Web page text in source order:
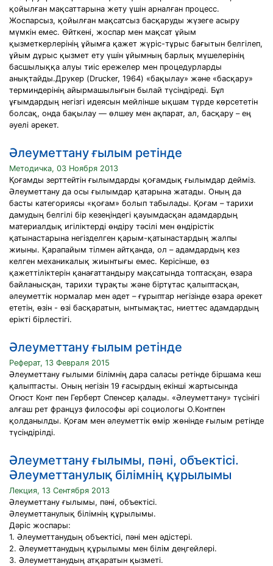
қойылған мақсаттарына жету үшін арналған процесс.
Жоспарсыз, қойылған мақсатсыз басқаруды жүзеге асыру
мүмкін емес. Өйткені, жоспар мен мақсат ұйым
қызметкерлерінің ұйымға қажет жүріс-тұрыс бағытын белгілеп,
ұйым дұрыс қызмет ету үшін ұйымның барлық мүшелерінің
басшылыққа алуы тиіс ережелер мен процедурларды
анықтайды.Друкер (Drucker, 1964) «бақылау» және «басқару»
терминдерінің айырмашылығын былай түсіндіреді. Бұл
ұғымдардың негізгі идеясын мейлінше ықшам түрде көрсететін
болсақ, онда бақылау — өлшеу мен ақпарат, ал, басқару – ең
әуелі әрекет.
Әлеуметтану ғылым ретінде
Методичка, 03 Ноября 2013
Қоғамды зерттейтін ғылымдарды қоғамдық ғылымдар дейміз.
Әлеуметтану да осы ғылымдар қатарына жатады. Оның да
басты категориясы «қоғам» болып табылады. Қоғам – тарихи
дамудың белгілі бір кезеңіндегі қауымдасқан адамдардың
материалдық игіліктерді өндіру тәсілі мен өндірістік
қатынастарына негізделген қарым-қатынастардың жалпы
жиыны. Қарапайым тілмен айтқанда, ол – адамдардың кез
келген механикалық жиынтығы емес. Керісінше, өз
қажеттіліктерін қанағаттандыру мақсатында топтасқан, өзара
байланысқан, тарихи тұрақты және біртұтас қалыптасқан,
әлеуметтік нормалар мен әдет – ғұрыптар негізінде өзара әрекет
ететін, өзін - өзі басқаратын, ынтымақтас, ниеттес адамдардың
ерікті бірлестігі.
Әлеуметтану ғылым ретінде
Реферат, 13 Февраля 2015
Әлеуметтану ғылыми білімнің дара саласы ретінде біршама кеш
қалыптасты. Оның негізін 19 ғасырдың екінші жартысында
Огюст Конт пен Герберт Спенсер қалады. «Әлеуметтану» түсінігі
алғаш рет француз философы әрі социологы О.Контпен
қолданылды. Қоғам мен әлеуметтік өмір жөнінде ғылым ретінде
түсіндірілді.
Әлеуметтану ғылымы, пәні, объектісі.
Әлеуметтанулық білімнің құрылымы
Лекция, 13 Сентября 2013
Әлеуметтану ғылымы, пәні, объектісі.
Әлеуметтанулық білімнің құрылымы.
Дәріс жоспары:
1. Әлеуметтанудың объектісі, пәні мен әдістері.
2. Әлеуметтанудың құрылымы мен білім деңгейлері.
3. Әлеуметтанудың атқаратын қызметі.